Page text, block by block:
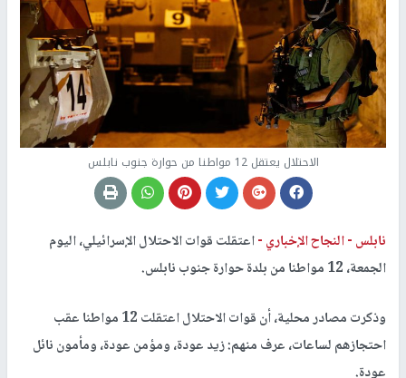
الاحتلال يعتقل 12 مواطنا من حوارة جنوب نابلس
نابلس -النجاح الإخباري -اعتقلت قوات الاحتلال الإسرائيلي، اليوم
الجمعة، 12 مواطنا من بلدة حوارة جنوب نابلس.
وذكرت مصادر محلية، أن قوات الاحتلال اعتقلت 12 مواطنا عقب
احتجازهم لساعات، عرف منهم: زيد عودة، ومؤمن عودة، ومأمون نائل